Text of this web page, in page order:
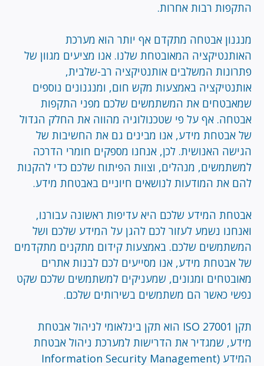
התקפות רבות אחרות.
מנגנון אבטחה מתקדם אף יותר הוא מערכת
האותנטיקציה המאובטחת שלנו. אנו מציעים מגוון של
פתרונות המשלבים אותנטיקציה רב-שלבית,
אותנטיקציה באמצעות מקש חום, ומנגנונים נוספים
שמאבטחים את המשתמשים שלכם מפני התקפות
אבטחה. אף על פי שטכנולוגיה מהווה את החלק הגדול
של אבטחת מידע, אנו מבינים גם את החשיבות של
הגישה האנושית. לכן, אנחנו מספקים חומרי הדרכה
למשתמשים, מנהלים, וצוות הפיתוח שלכם כדי להקנות
להם את המודעות לנושאים חיוניים באבטחת מידע.
אבטחת המידע שלכם היא עדיפות ראשונה עבורנו,
ואנחנו נשמע לעזור לכם להגן על המידע שלכם ושל
המשתמשים שלכם. באמצעות קידום מתקנים מתקדמים
של אבטחת מידע, אנו מסייעים לכם לבנות אתרים
מאובטחים ומגונים, שמעניקים למשתמשים שלכם שקט
נפשי כאשר הם משתמשים בשירותים שלכם.
תקן ISO 27001 הוא תקן בינלאומי לניהול אבטחת
מידע, שמגדיר את הדרישות למערכת ניהול אבטחת
המידע (Information Security Management